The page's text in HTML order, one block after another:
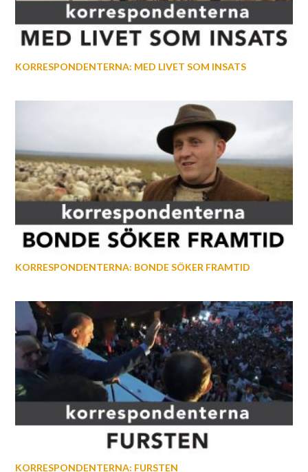
KORRESPONDENTERNA: MED LIVET SOM INSATS
KORRESPONDENTERNA: BONDE SÖKER FRAMTID
KORRESPONDENTERNA: FURSTEN